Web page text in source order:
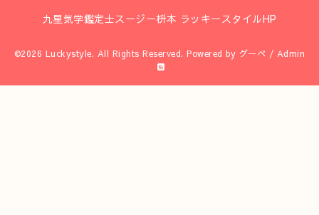
九星気学鑑定士スージー枡本 ラッキースタイルHP
©2026 Luckystyle. All Rights Reserved. Powered by グーペ / Admin